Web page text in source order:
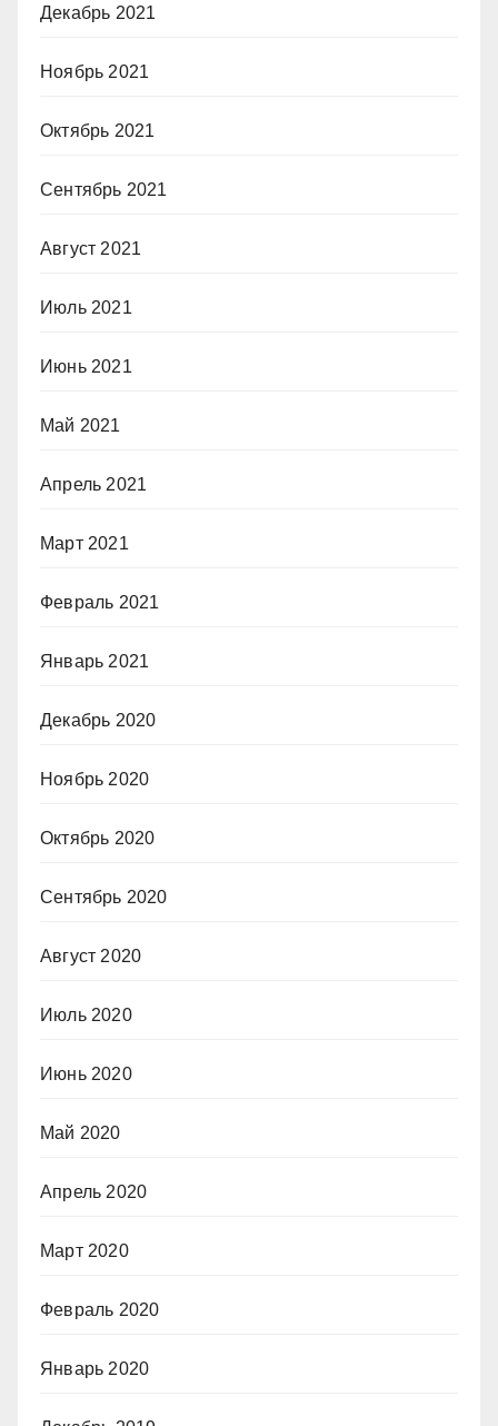
Декабрь 2021
Ноябрь 2021
Октябрь 2021
Сентябрь 2021
Август 2021
Июль 2021
Июнь 2021
Май 2021
Апрель 2021
Март 2021
Февраль 2021
Январь 2021
Декабрь 2020
Ноябрь 2020
Октябрь 2020
Сентябрь 2020
Август 2020
Июль 2020
Июнь 2020
Май 2020
Апрель 2020
Март 2020
Февраль 2020
Январь 2020